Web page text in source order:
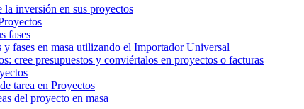
inversión en sus proyectos
fases
fases en masa utilizando el Importador Universal
cree presupuestos y conviértalos en proyectos o facturas
tarea en Proyectos
del proyecto en masa